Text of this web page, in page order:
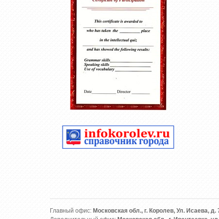
Главный офис: Московская обл., г. Королев, Ул. Исаева, д.